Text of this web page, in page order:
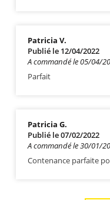
Patricia V.
Publié le 12/04/2022
A commandé le 05/04/
Parfait
Patricia G.
Publié le 07/02/2022
A commandé le 30/01/
Contenance parfaite